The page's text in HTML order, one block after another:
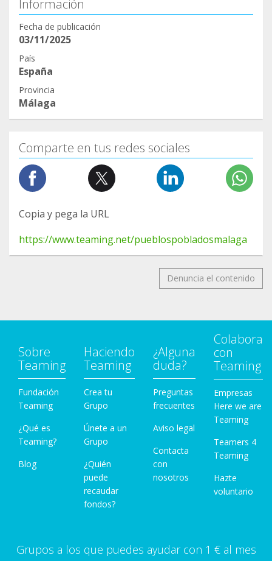
Información
Fecha de publicación
03/11/2025
País
España
Provincia
Málaga
Comparte en tus redes sociales
Copia y pega la URL
https://www.teaming.net/pueblospobladosmalaga
Denuncia el contenido
Sobre
Teaming
Fundación
Teaming
¿Qué es
Teaming?
Blog
Haciendo
Teaming
Crea tu
Grupo
Únete a un
Grupo
¿Quién
puede
recaudar
fondos?
¿Alguna
duda?
Preguntas
frecuentes
Aviso legal
Contacta
con
nosotros
Colabora
con
Teaming
Empresas
Here we are
Teaming
Teamers 4
Teaming
Hazte
voluntario
Grupos a los que puedes ayudar con 1 € al mes